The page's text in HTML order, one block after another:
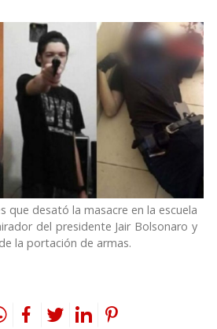
que desató la masacre en la escuela
del presidente Jair Bolsonaro y
la portación de armas.